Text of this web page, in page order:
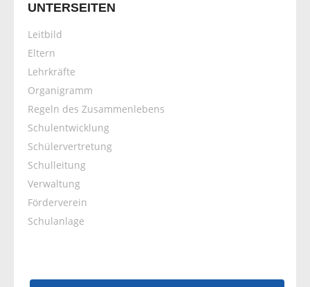
UNTERSEITEN
Leitbild
Eltern
Lehrkräfte
Organigramm
Regeln des Zusammenlebens
Schulentwicklung
Schülervertretung
Schulleitung
Verwaltung
Förderverein
Schulanlage